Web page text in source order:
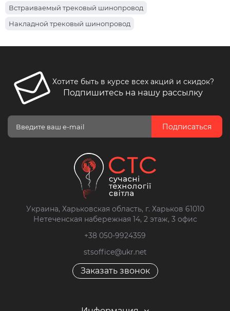
Трековые светильники 8 Вт
Трековые светильники 7 Вт
Встраиваемый трековый шинопровод
Накладной трековый шинопровод
Белые трековые светильники
Черные трековые светильники
Трековые светильники Nowodvorski
Хотите быть в курсе всех акций и скидок?
Подпишитесь на нашу рассылку
Подписаться
Украина, Харьковская область, г. Харьков 61010
Нетеченская набережная 14, 2 этаж, 3 офис
+38 050-9924359
stsoffice@ukr.net
Заказать звонок